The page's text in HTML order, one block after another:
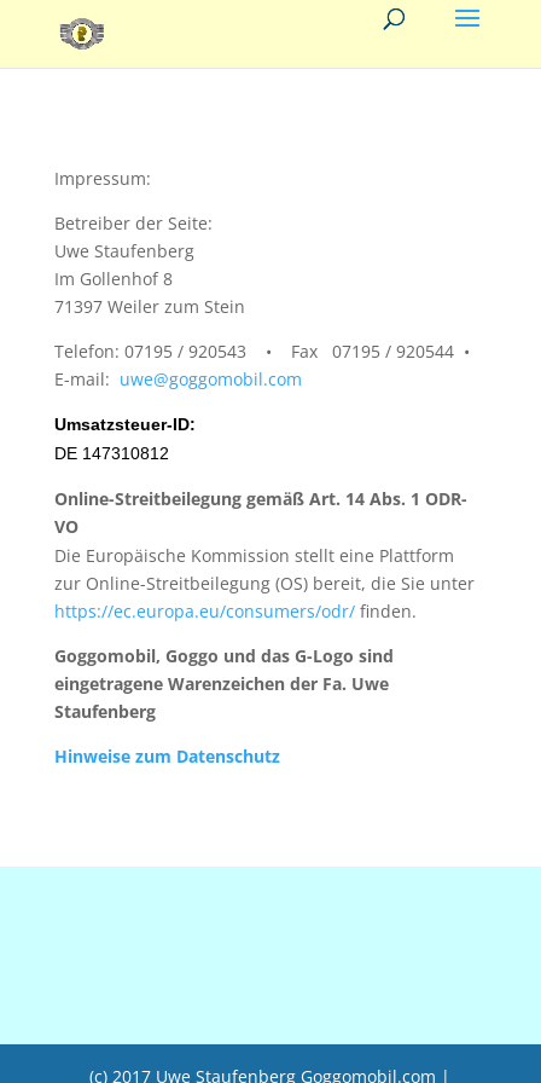
Impressum:
Betreiber der Seite:
Uwe Staufenberg
Im Gollenhof 8
71397 Weiler zum Stein
Telefon: 07195 / 920543 • Fax 07195 / 920544 •
E-mail: uwe@goggomobil.com
Umsatzsteuer-ID:
DE 147310812
Online-Streitbeilegung gemäß Art. 14 Abs. 1 ODR-
VO
Die Europäische Kommission stellt eine Plattform
zur Online-Streitbeilegung (OS) bereit, die Sie unter
https://ec.europa.eu/consumers/odr/finden.
Goggomobil, Goggo und das G-Logo sind
eingetragene Warenzeichen der Fa. Uwe
Staufenberg
Hinweise zum Datenschutz
(c) 2017 Uwe Staufenberg Goggomobil.com |